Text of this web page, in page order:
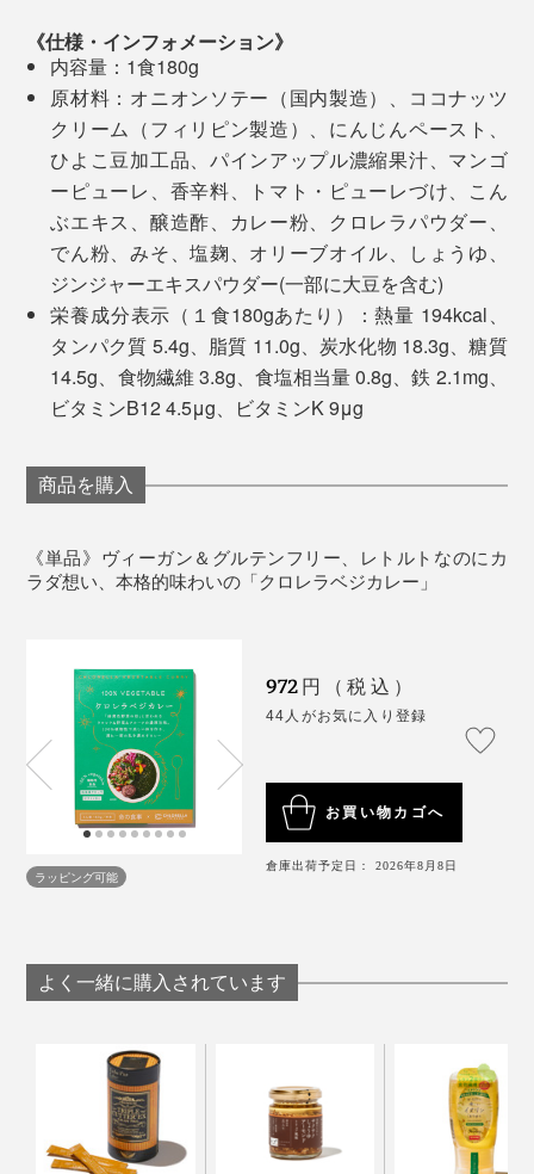
（※3）を取得しています。
※1 食品安全に関する国際認証規格
※2 製品の品質と安全性を確保するための製造管理・品質管理の基準
※3 アメリカで食品に使用される物質の安全性に関する認証制度
ます。
ピザ」。ピザ生地にカレーと溶けるチーズを乗せて焼く
しまいますが、めちゃめちゃおいしい。撮影時、スタッ
フからも大好評でした！
《仕様・インフォメーション》
内容量：1食180g
原材料：オニオンソテー（国内製造）、ココナッツ
クリーム（フィリピン製造）、にんじんペースト、
ひよこ豆加工品、パインアップル濃縮果汁、マンゴ
ーピューレ、香辛料、トマト・ピューレづけ、こん
ぶエキス、醸造酢、カレー粉、クロレラパウダー、
でん粉、みそ、塩麹、オリーブオイル、しょうゆ、
ジンジャーエキスパウダー(一部に大豆を含む)
栄養成分表示（１食180gあたり）：熱量 194kcal、
タンパク質 5.4g、脂質 11.0g、炭水化物 18.3g、糖質
14.5g、食物繊維 3.8g、食塩相当量 0.8g、鉄 2.1mg、
ビタミンB12 4.5μg、ビタミンK 9μg
商品を購入
《単品》ヴィーガン＆グルテンフリー、レトルトなのにカ
ラダ想い、本格的味わいの「クロレラベジカレー」
ラッピング可能
972 円（税込）
44人がお気に入り登録
お買い物カゴへ
倉庫出荷予定日： 2026年8月8日
よく一緒に購入されています